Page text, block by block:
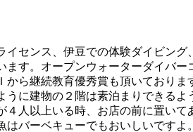
センス、伊豆での体験ダイビング
す。オープンウォーターダイバ
ら継続教育優秀賞も頂いておりま
に建物の２階は素泊まりできるよ
人以上いる時、お店の前に置いて
バーベキューでもおいしいですよ